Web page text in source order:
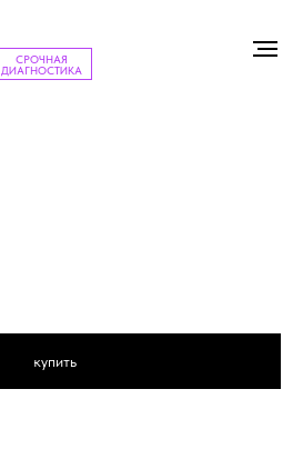
СРОЧНАЯ
ДИАГНОСТИКА
купить